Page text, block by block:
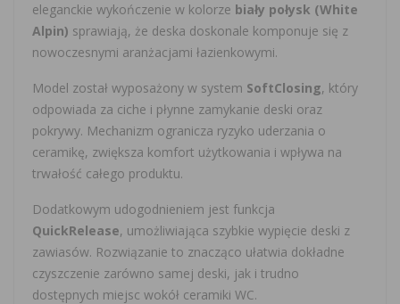
eleganckie wykończenie w kolorze biały połysk (White
Alpin) sprawiają, że deska doskonale komponuje się z
nowoczesnymi aranżacjami łazienkowymi.
Model został wyposażony w system SoftClosing, który
odpowiada za ciche i płynne zamykanie deski oraz
pokrywy. Mechanizm ogranicza ryzyko uderzania o
ceramikę, zwiększa komfort użytkowania i wpływa na
trwałość całego produktu.
Dodatkowym udogodnieniem jest funkcja
QuickRelease, umożliwiająca szybkie wypięcie deski z
zawiasów. Rozwiązanie to znacząco ułatwia dokładne
czyszczenie zarówno samej deski, jak i trudno
dostępnych miejsc wokół ceramiki WC.